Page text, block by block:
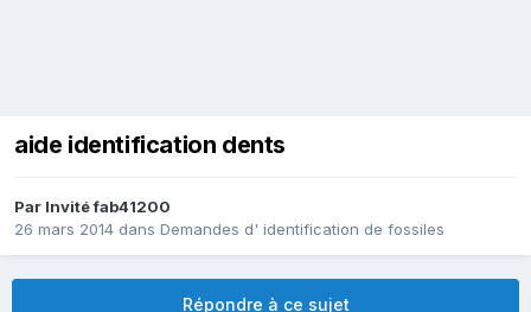
aide identification dents
Par Invité fab41200
26 mars 2014 dans Demandes d' identification de fossiles
Répondre à ce sujet